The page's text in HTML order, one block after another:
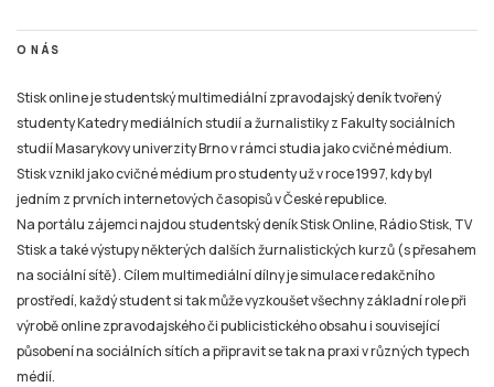
O NÁS
Stisk online je studentský multimediální zpravodajský deník tvořený
studenty Katedry mediálních studií a žurnalistiky z Fakulty sociálních
studií Masarykovy univerzity Brno v rámci studia jako cvičné médium.
Stisk vznikl jako cvičné médium pro studenty už v roce 1997, kdy byl
jedním z prvních internetových časopisů v České republice.
Na portálu zájemci najdou studentský deník Stisk Online, Rádio Stisk, TV
Stisk a také výstupy některých dalších žurnalistických kurzů (s přesahem
na sociální sítě). Cílem multimediální dílny je simulace redakčního
prostředí, každý student si tak může vyzkoušet všechny základní role při
výrobě online zpravodajského či publicistického obsahu i související
působení na sociálních sítích a připravit se tak na praxi v různých typech
médií.